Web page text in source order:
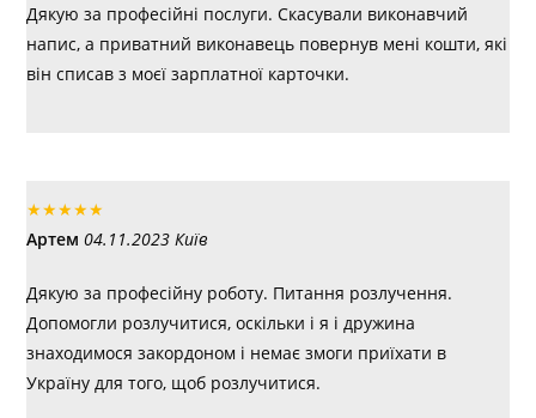
Дякую за професійні послуги. Скасували виконавчий
напис, а приватний виконавець повернув мені кошти, які
він списав з моєї зарплатної карточки.
★★★★★
Артем 04.11.2023 Київ
Дякую за професійну роботу. Питання розлучення.
Допомогли розлучитися, оскільки і я і дружина
знаходимося закордоном і немає змоги приїхати в
Україну для того, щоб розлучитися.